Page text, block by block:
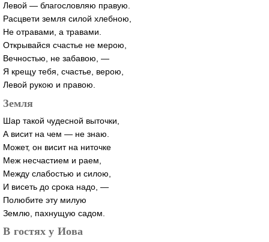
Левой — благословляю правую.
Расцвети земля силой хлебною,
Не отравами, а травами.
Открывайся счастье не мерою,
Вечностью, не забавою, —
Я крещу тебя, счастье, верою,
Левой рукою и правою.
Земля
Шар такой чудесной выточки,
А висит на чем — не знаю.
Может, он висит на ниточке
Меж несчастием и раем,
Между слабостью и силою,
И висеть до срока надо, —
Полюбите эту милую
Землю, пахнущую садом.
В гостях у Иова